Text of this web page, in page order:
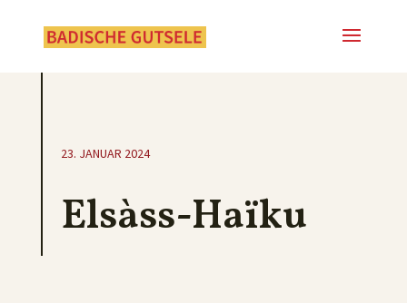
23. JANUAR 2024
Elsàss-Haïku